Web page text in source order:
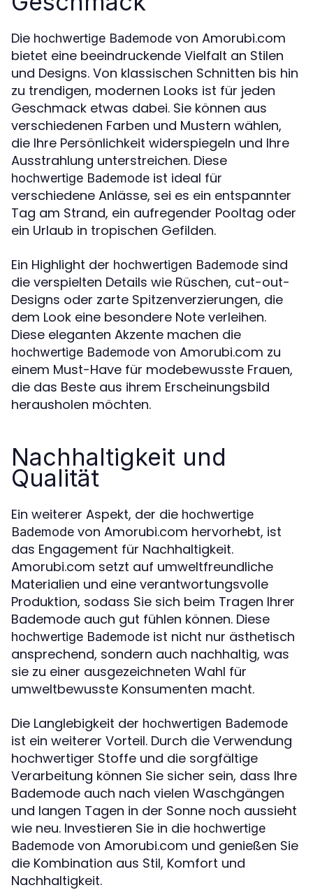
Die hochwertige Bademode von Amorubi.com
bietet eine beeindruckende Vielfalt an Stilen
und Designs. Von klassischen Schnitten bis hin
zu trendigen, modernen Looks ist für jeden
Geschmack etwas dabei. Sie können aus
verschiedenen Farben und Mustern wählen,
die Ihre Persönlichkeit widerspiegeln und Ihre
Ausstrahlung unterstreichen. Diese
hochwertige Bademode ist ideal für
verschiedene Anlässe, sei es ein entspannter
Tag am Strand, ein aufregender Pooltag oder
ein Urlaub in tropischen Gefilden.
Ein Highlight der hochwertigen Bademode sind
die verspielten Details wie Rüschen, cut-out-
Designs oder zarte Spitzenverzierungen, die
dem Look eine besondere Note verleihen.
Diese eleganten Akzente machen die
hochwertige Bademode von Amorubi.com zu
einem Must-Have für modebewusste Frauen,
die das Beste aus ihrem Erscheinungsbild
herausholen möchten.
Nachhaltigkeit und
Qualität
Ein weiterer Aspekt, der die hochwertige
Bademode von Amorubi.com hervorhebt, ist
das Engagement für Nachhaltigkeit.
Amorubi.com setzt auf umweltfreundliche
Materialien und eine verantwortungsvolle
Produktion, sodass Sie sich beim Tragen Ihrer
Bademode auch gut fühlen können. Diese
hochwertige Bademode ist nicht nur ästhetisch
ansprechend, sondern auch nachhaltig, was
sie zu einer ausgezeichneten Wahl für
umweltbewusste Konsumenten macht.
Die Langlebigkeit der hochwertigen Bademode
ist ein weiterer Vorteil. Durch die Verwendung
hochwertiger Stoffe und die sorgfältige
Verarbeitung können Sie sicher sein, dass Ihre
Bademode auch nach vielen Waschgängen
und langen Tagen in der Sonne noch aussieht
wie neu. Investieren Sie in die hochwertige
Bademode von Amorubi.com und genießen Sie
die Kombination aus Stil, Komfort und
Nachhaltigkeit.